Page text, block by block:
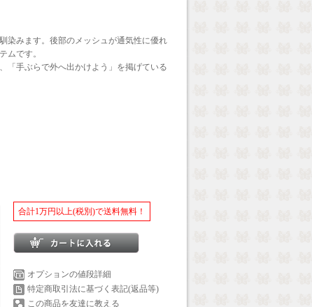
染みます。後部のメッシュが通気性に優れ
ムです。
「手ぶらで外へ出かけよう」を掲げている
合計1万円以上(税別)で送料無料！
オプションの値段詳細
特定商取引法に基づく表記(返品等)
この商品を友達に教える